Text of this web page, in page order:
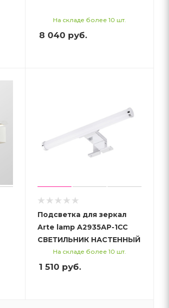
На складе более 10 шт.
8 040 руб.
Подсветка для зеркал
Arte lamp A2935AP-1CC
СВЕТИЛЬНИК НАСТЕННЫЙ
На складе более 10 шт.
1 510 руб.